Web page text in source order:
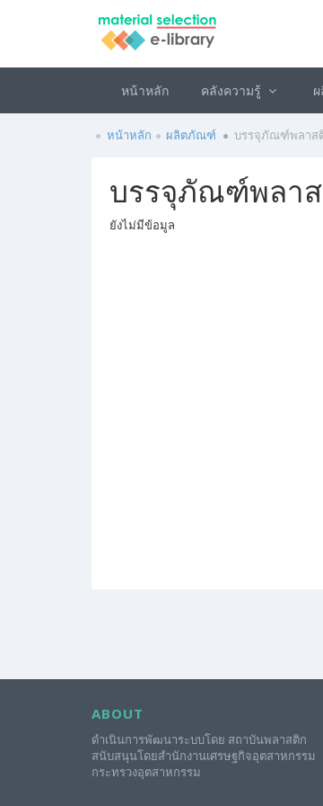
หน้าหลัก คลังความรู้
หน้าหลัก ผลิตภัณฑ์ บรรจุภัณฑ์พลาส
บรรจุภัณฑ์พลา
ยังไม่มีข้อมูล
ABOUT
ดำเนินการพัฒนาระบบโดย สถาบันพลาสติก
สนับสนุนโดยสำนักงานเศรษฐกิจอุตสาหกรรม
กระทรวงอุตสาหกรรม